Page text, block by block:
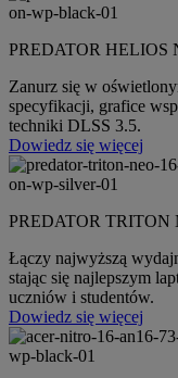
PREDATOR HELIOS
Zanurz się w
specyfikacji, grafice
techniki DLSS 3.5.
Dowiedz się więcej
PREDATOR TRITON
Łączy najwyższą
stając się najlepszym
uczniów i studentów.
Dowiedz się więcej